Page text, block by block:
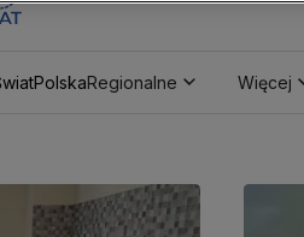
PolskaRegionalne Więcej